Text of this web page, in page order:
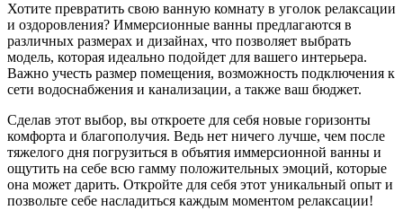
Хотите превратить свою ванную комнату в уголок релаксации
и оздоровления? Иммерсионные ванны предлагаются в
различных размерах и дизайнах, что позволяет выбрать
модель, которая идеально подойдет для вашего интерьера.
Важно учесть размер помещения, возможность подключения к
сети водоснабжения и канализации, а также ваш бюджет.
Сделав этот выбор, вы откроете для себя новые горизонты
комфорта и благополучия. Ведь нет ничего лучше, чем после
тяжелого дня погрузиться в объятия иммерсионной ванны и
ощутить на себе всю гамму положительных эмоций, которые
она может дарить. Откройте для себя этот уникальный опыт и
позвольте себе насладиться каждым моментом релаксации!